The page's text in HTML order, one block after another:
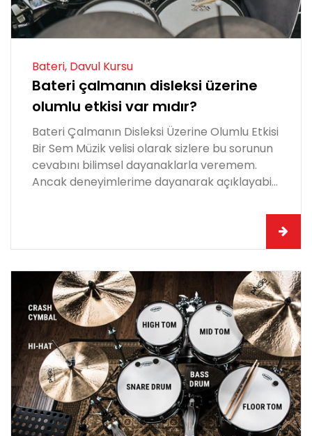
Bateri, Davul Kursu
Bateri çalmanın disleksi üzerine
olumlu etkisi var mıdır?
Bateri Çalmanın Disleksi Üzerine Olumlu Etkisi
Bir Sem Müzik velisi olarak sizlere bu sorunun
cevabını bilimsel dayanaklarla veremem.
Ancak deneyimlerime dayanarak açıklayabi...